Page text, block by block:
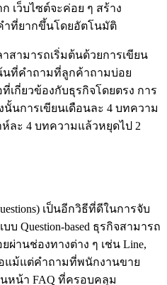
เว็บไซต์จะค่อย ๆ สร้าง
ำที่ยากขึ้นโดยอัตโนมัติ
าสามารถเริ่มต้นด้วยการเขียน
นที่คำถามที่ลูกค้าถามบ่อย
กี่ยวข้องกับธุรกิจโดยตรง การ
นการเขียนเดือนละ 4 บทความ
ละ 4 บทความแล้วหยุดไป 2
เป็นอีกวิธีที่ดีในการจับ
บ Question-based ธุรกิจสามารถ
านช่องทางต่าง ๆ เช่น Line,
รือแม้แต่คำถามที่พนักงานขาย
หน้า FAQ ที่ครอบคลุม